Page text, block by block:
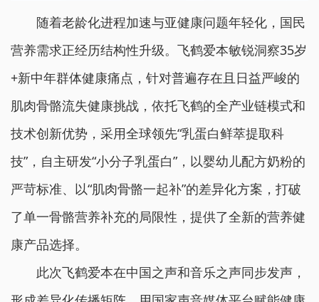
随着老龄化进程加速与亚健康问题年轻化，国民
营养需求正经历结构性升级。飞鹤爱本敏锐洞察35岁
+新中年群体健康痛点，针对普遍存在且日益严峻的
肌肉骨骼流失健康挑战，依托飞鹤的全产业链模式和
技术创新优势，采用全球领先“乳蛋白鲜萃提取科
技”，自主研发“小分子乳蛋白”，以婴幼儿配方奶粉的
严苛标准、以“肌肉骨骼一起补”的差异化方案，打破
了单一骨骼营养补充的局限性，提供了全新的营养健
康产品选择。
此次飞鹤爱本在中国之声和音乐之声同步发声，